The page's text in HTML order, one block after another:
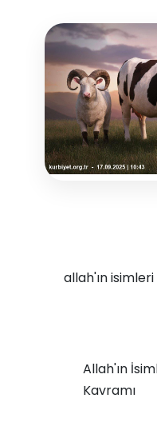
allah'ın
Allah'ın
Kavramı